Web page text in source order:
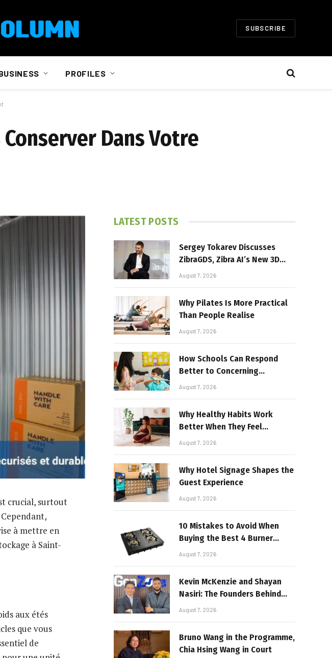
SUBSCRIBE
PROFILES
Conserver Dans Votre
crucial, surtout
à mettre en
à Saint-
aux étés
que vous
de
LATEST POSTS
Sergey Tokarev Discusses
ZibraGDS, Zibra AI’s New 3D
Graphics Technology
August 7, 2026
Why Pilates Is More Practical
Than People Realise
August 7, 2026
How Schools Can Respond
Better to Concerning
Behaviour
August 7, 2026
Why Healthy Habits Work
Better When They Feel
Realistic
August 7, 2026
Why Hotel Signage Shapes the
Guest Experience
August 7, 2026
10 Mistakes to Avoid When
Buying the Best 4 Burner
Stove
August 7, 2026
Kevin McKenzie and Shayan
Nasiri: The Founders Behind
GenZone
August 7, 2026
Bruno Wang in the Programme,
Chia Hsing Wang in Court